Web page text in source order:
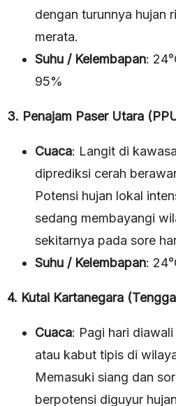
dengan turunnya hujan
merata.
Suhu / Kelembapan:
95%
3. Penajam Paser Utara
Cuaca: Langit di
diprediksi cerah
Potensi hujan lokal
sedang membayangi
sekitarnya pada sore
Suhu / Kelembapan:
4. Kutai Kartanegara
Cuaca: Pagi hari
atau kabut tipis di
Memasuki siang dan
berpotensi diguyur